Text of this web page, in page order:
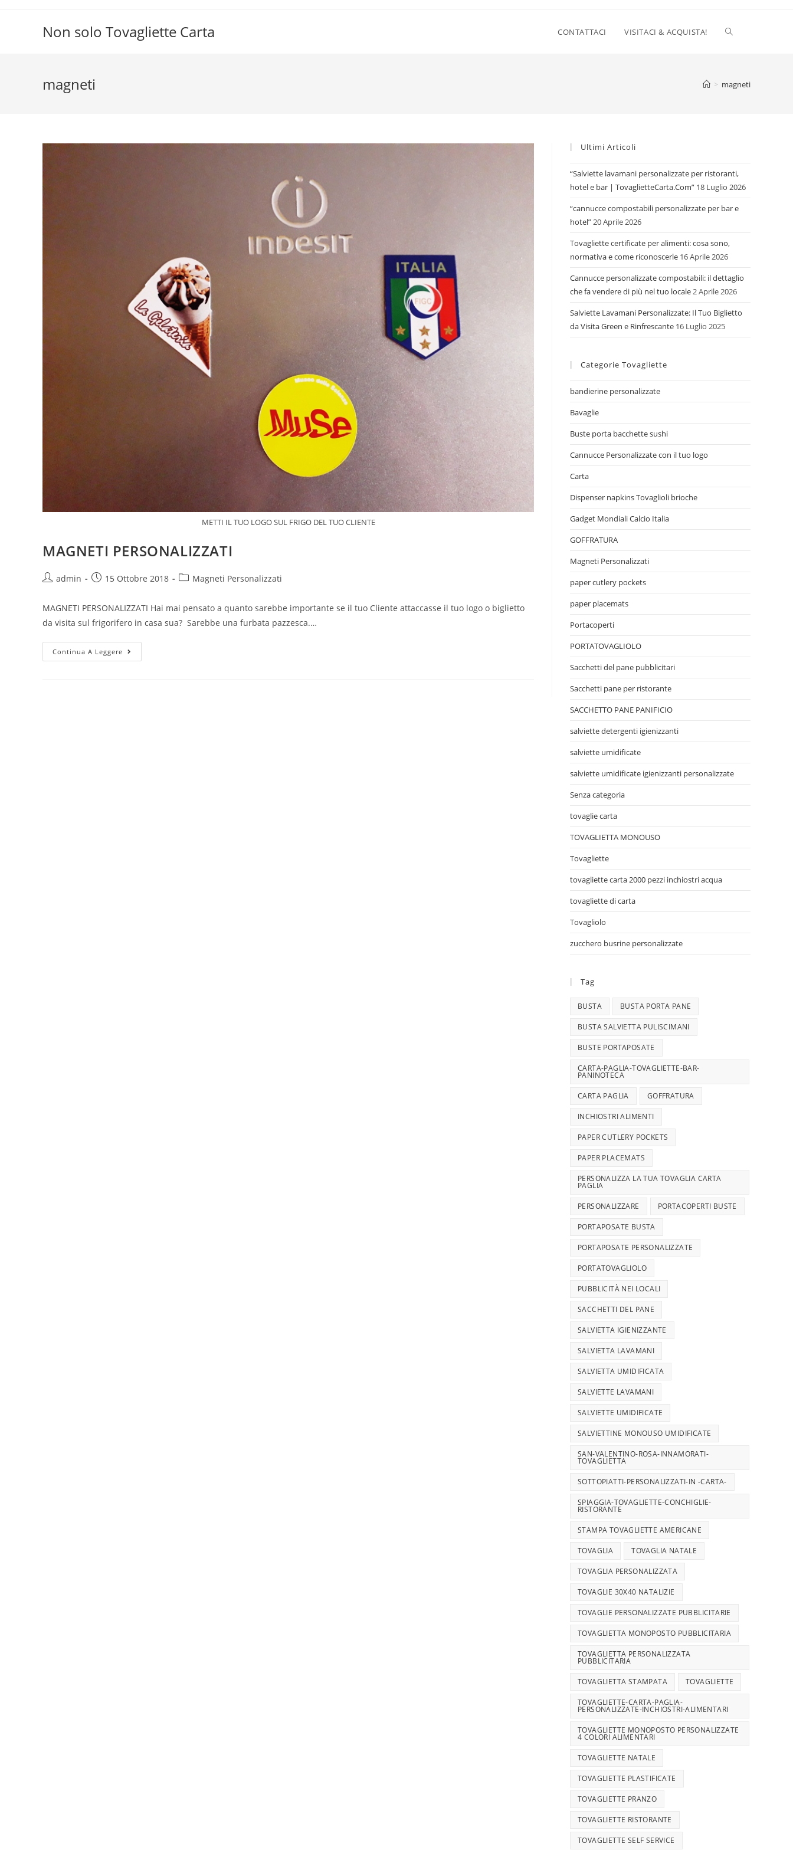
Non solo Tovagliette Carta CONTATTACI VISITACI & ACQUISTA!
magneti > magneti
METTI IL TUO LOGO SUL FRIGO DEL TUO CLIENTE
MAGNETI PERSONALIZZATI
Autoreadmin
Articolo15 Ottobre 2018
Categoria
Magneti Personalizzati
MAGNETI PERSONALIZZATI Hai mai pensato a quanto sarebbe importante se il tuo Cliente attaccasse il tuo logo o biglietto
da visita sul frigorifero in casa sua? Sarebbe una furbata pazzesca.…
Continua A Leggere MAGNETI
PERSONALIZZATI
Ultimi Articoli
“Salviette lavamani personalizzate per ristoranti,
hotel e bar | TovaglietteCarta.Com” 18 Luglio 2026
“cannucce compostabili personalizzate per bar e
hotel”20 Aprile 2026
Tovagliette certificate per alimenti: cosa sono,
normativa e come riconoscerle 16 Aprile 2026
Cannucce personalizzate compostabili: il dettaglio
che fa vendere di più nel tuo locale2 Aprile 2026
Salviette Lavamani Personalizzate: Il Tuo Biglietto
da Visita Green e Rinfrescante 16 Luglio 2025
Categorie Tovagliette
bandierine personalizzate
Bavaglie
Buste porta bacchette sushi
Cannucce Personalizzate con il tuo logo
Carta
Dispenser napkins Tovaglioli brioche
Gadget Mondiali Calcio Italia
GOFFRATURA
Magneti Personalizzati
paper cutlery pockets
paper placemats
Portacoperti
PORTATOVAGLIOLO
Sacchetti del pane pubblicitari
Sacchetti pane per ristorante
SACCHETTO PANE PANIFICIO
salviette detergenti igienizzanti
salviette umidificate
salviette umidificate igienizzanti personalizzate
Senza categoria
tovaglie carta
TOVAGLIETTA MONOUSO
Tovagliette
tovagliette carta 2000 pezzi inchiostri acqua
tovagliette di carta
Tovagliolo
zucchero busrine personalizzate
Tag
BUSTA BUSTA PORTA PANE
BUSTA SALVIETTA PULISCIMANI
BUSTE PORTAPOSATE
CARTA-PAGLIA-TOVAGLIETTE-BAR-
PANINOTECA
CARTA PAGLIA GOFFRATURA
INCHIOSTRI ALIMENTI
PAPER CUTLERY POCKETS
PAPER PLACEMATS
PERSONALIZZA LA TUA TOVAGLIA CARTA
PAGLIA
PERSONALIZZARE PORTACOPERTI BUSTE
PORTAPOSATE BUSTA
PORTAPOSATE PERSONALIZZATE
PORTATOVAGLIOLO
PUBBLICITÀ NEI LOCALI
SACCHETTI DEL PANE
SALVIETTA IGIENIZZANTE
SALVIETTA LAVAMANI
SALVIETTA UMIDIFICATA
SALVIETTE LAVAMANI
SALVIETTE UMIDIFICATE
SALVIETTINE MONOUSO UMIDIFICATE
SAN-VALENTINO-ROSA-INNAMORATI-
TOVAGLIETTA
SOTTOPIATTI-PERSONALIZZATI-IN -CARTA-
SPIAGGIA-TOVAGLIETTE-CONCHIGLIE-
RISTORANTE
STAMPA TOVAGLIETTE AMERICANE
TOVAGLIA TOVAGLIA NATALE
TOVAGLIA PERSONALIZZATA
TOVAGLIE 30X40 NATALIZIE
TOVAGLIE PERSONALIZZATE PUBBLICITARIE
TOVAGLIETTA MONOPOSTO PUBBLICITARIA
TOVAGLIETTA PERSONALIZZATA
PUBBLICITARIA
TOVAGLIETTA STAMPATA TOVAGLIETTE
TOVAGLIETTE-CARTA-PAGLIA-
PERSONALIZZATE-INCHIOSTRI-ALIMENTARI
TOVAGLIETTE MONOPOSTO PERSONALIZZATE
4 COLORI ALIMENTARI
TOVAGLIETTE NATALE
TOVAGLIETTE PLASTIFICATE
TOVAGLIETTE PRANZO
TOVAGLIETTE RISTORANTE
TOVAGLIETTE SELF SERVICE